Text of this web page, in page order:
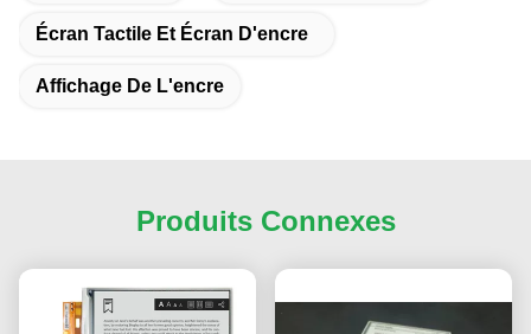
Écran Tactile Et Écran D'encre
Affichage De L'encre
Produits Connexes